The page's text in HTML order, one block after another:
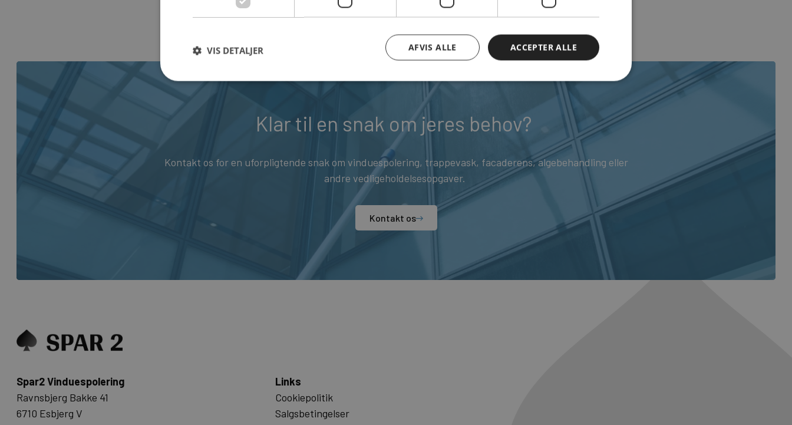
Klar til en snak om jeres behov?
Kontakt os for en uforpligtende snak om vinduespolering, trappevask, facaderens, algebehandling eller
andre vedligeholdelsesopgaver.
Kontakt os
Spar2 Vinduespolering
Ravnsbjerg Bakke 41
6710 Esbjerg V
Links
Cookiepolitik
Salgsbetingelser
ACCEPTER ALLE
AFVIS ALLE
VIS DETALJER